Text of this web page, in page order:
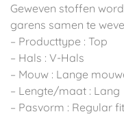
Geweven stoffen
garens samen te
– Producttype : Top
– Hals : V-Hals
– Mouw : Lange
– Lengte/maat : Lang
– Pasvorm : Regular fit